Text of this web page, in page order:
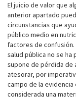
El juicio de valor que
anterior apartado
circunstancias que
público medio en
factores de
salud pública no se ha
supone de pérdida de
atesorar, por
campo de la evidencia
considerada una